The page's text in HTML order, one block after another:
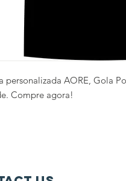
personalizada AORE, Gola
Compre agora!